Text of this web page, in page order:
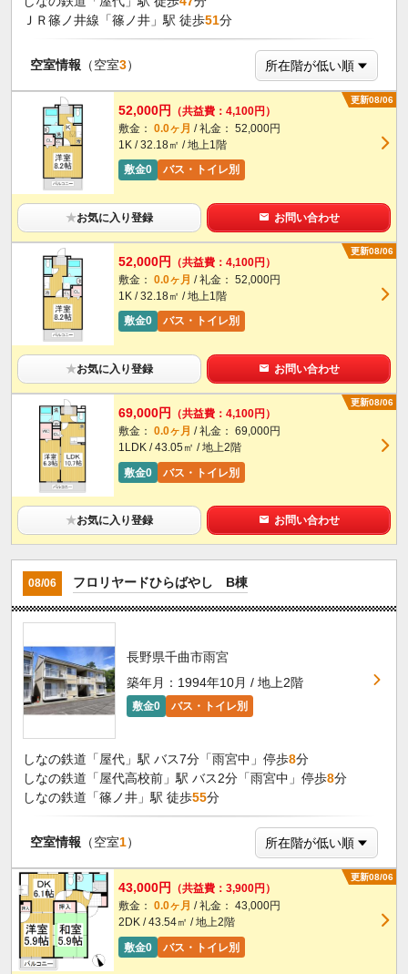
ＪＲ篠ノ井線「篠ノ井」駅 徒歩51分
空室情報 （空室3）
更新08/06
52,000円 （共益費：4,100円）
敷金： 0.0ヶ月 / 礼金： 52,000円
1K / 32.18㎡ / 地上1階
敷金0
バス・トイレ別
★お気に入り登録 お問い合わせ
更新08/06
52,000円 （共益費：4,100円）
敷金： 0.0ヶ月 / 礼金： 52,000円
1K / 32.18㎡ / 地上1階
敷金0
バス・トイレ別
★お気に入り登録 お問い合わせ
更新08/06
69,000円
（共益費：4,100円）
敷金： 0.0ヶ月 / 礼金： 69,000円
1LDK / 43.05㎡ / 地上2階
敷金0
バス・トイレ別
★お気に入り登録 お問い合わせ
08/06 フロリヤードひらばやし B棟
長野県千曲市雨宮
築年月：1994年10月 / 地上2階
敷金0 バス・トイレ別
しなの鉄道「屋代」駅 バス7分「雨宮中」停歩8分
しなの鉄道「屋代高校前」駅 バス2分「雨宮中」停歩8分
しなの鉄道「篠ノ井」駅 徒歩55分
空室情報 （空室1）
更新08/06
43,000円
（共益費：3,900円）
敷金： 0.0ヶ月 / 礼金： 43,000円
2DK / 43.54㎡ / 地上2階
敷金0
バス・トイレ別